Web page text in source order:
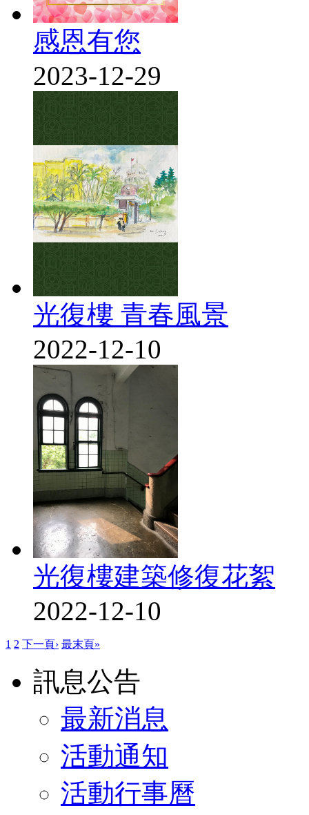
感恩有您
2023-12-29
光復樓 青春風景
2022-12-10
光復樓建築修復花絮
2022-12-10
1 2 下一頁› 最末頁»
訊息公告
最新消息
活動通知
活動行事曆